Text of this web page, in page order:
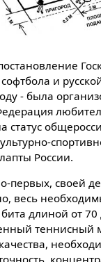
и
- была
статус
России.
первых, своей
весь
длиной от
теннисный